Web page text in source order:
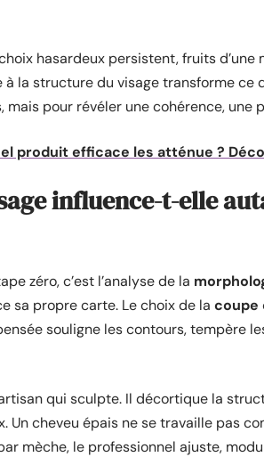
hasardeux persistent, fruits d’une
la structure du visage transforme ce
pour révéler une cohérence, une
produit efficace les atténue ?
influence-t-elle
zéro, c’est l’analyse de la
sa propre carte. Le choix de la coupe
souligne les contours, tempère
qui sculpte. Il décortique la
Un cheveu épais ne se travaille pas
mèche, le professionnel ajuste,